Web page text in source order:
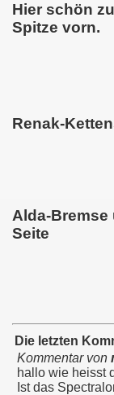
Hier schön
Spitze vorn.
Renak-
Alda-Bremse
Seite
Die letzten
Kommentar von
hallo wie heisst
Ist das